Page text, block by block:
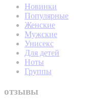
Новинки
Популярные
Женские
Мужские
Унисекс
Для детей
Ноты
Группы
отзывы